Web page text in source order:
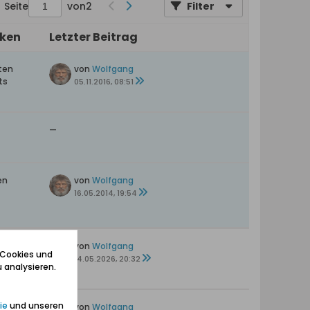
Seite von2 Filter
Letzter Beitrag
von Wolfgang
05.11.2016, 08:51
—
von Wolfgang
16.05.2014, 19:54
von Wolfgang
14.05.2026, 20:32
von Wolfgang
und
und unseren